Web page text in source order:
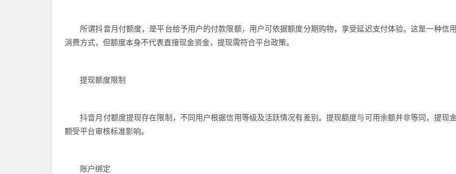
所谓抖音月付额度，是平台给予用户的付款限额，用户可依据额度分期购物，享受延迟支付体验。这是一种信用
消费方式，但额度本身不代表直接现金资金，提现需符合平台政策。
提现额度限制
抖音月付额度提现存在限制，不同用户根据信用等级及活跃情况有差别。提现额度与可用余额并非等同，提现
额受平台审核标准影响。
账户绑定